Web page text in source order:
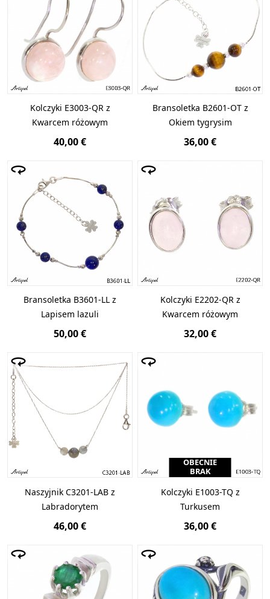
Kolczyki E3003-QR z
Kwarcem różowym
40,00 €
Bransoletka B2601-OT z
Okiem tygrysim
36,00 €
Bransoletka B3601-LL z
Lapisem lazuli
50,00 €
Kolczyki E2202-QR z
Kwarcem różowym
32,00 €
Naszyjnik C3201-LAB z
Labradorytem
46,00 €
OBECNIE
BRAK
Kolczyki E1003-TQ z
Turkusem
36,00 €